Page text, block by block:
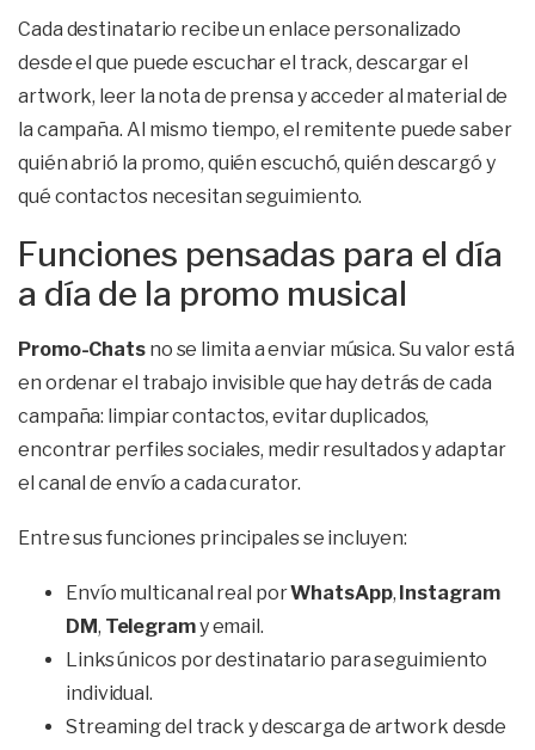
Cada destinatario recibe un enlace personalizado
desde el que puede escuchar el track, descargar el
artwork, leer la nota de prensa y acceder al material de
la campaña. Al mismo tiempo, el remitente puede saber
quién abrió la promo, quién escuchó, quién descargó y
qué contactos necesitan seguimiento.
Funciones pensadas para el día
a día de la promo musical
Promo-Chatsno se limita a enviar música. Su valor está
en ordenar el trabajo invisible que hay detrás de cada
campaña: limpiar contactos, evitar duplicados,
encontrar perfiles sociales, medir resultados y adaptar
el canal de envío a cada curator.
Entre sus funciones principales se incluyen:
Envío multicanal real porWhatsApp, Instagram
DM, Telegramy email.
Links únicos por destinatario para seguimiento
individual.
Streaming del track y descarga de artwork desde